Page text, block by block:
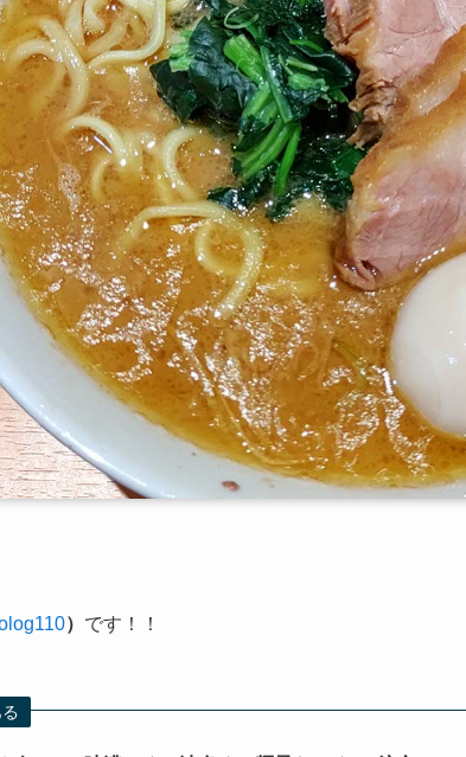
） です！！